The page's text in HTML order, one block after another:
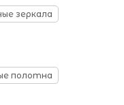
зеркала
полотна